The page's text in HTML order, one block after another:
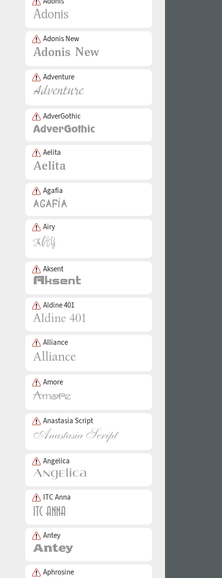
Adonis New
Adventure
AdverGothic
Aelita
Agafia
Airy
Aksent
Aldine 401
Alliance
Amore
Anastasia Script
Angelica
ITC Anna
Antey
Aphrosine